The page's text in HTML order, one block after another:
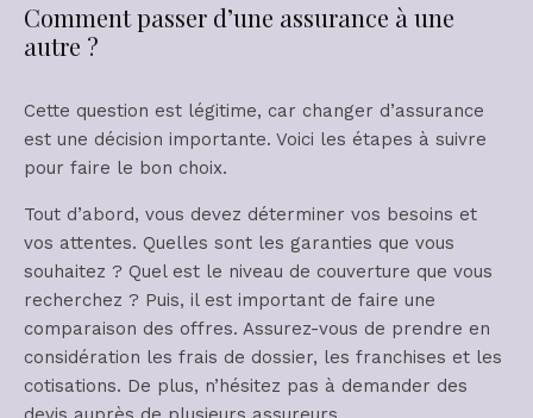
Comment passer d’une assurance à une
autre ?
Cette question est légitime, car changer d’assurance
est une décision importante. Voici les étapes à suivre
pour faire le bon choix.
Tout d’abord, vous devez déterminer vos besoins et
vos attentes. Quelles sont les garanties que vous
souhaitez ? Quel est le niveau de couverture que vous
recherchez ? Puis, il est important de faire une
comparaison des offres. Assurez-vous de prendre en
considération les frais de dossier, les franchises et les
cotisations. De plus, n’hésitez pas à demander des